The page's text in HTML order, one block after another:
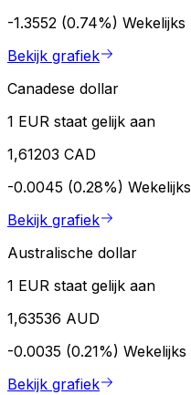
-1.3552 (0.74%) Wekelijks
Bekijk grafiek
Canadese dollar
1 EUR staat gelijk aan
1,61203 CAD
-0.0045 (0.28%) Wekelijks
Bekijk grafiek
Australische dollar
1 EUR staat gelijk aan
1,63536 AUD
-0.0035 (0.21%) Wekelijks
Bekijk grafiek